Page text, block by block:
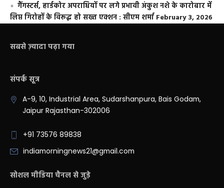
गैंगस्टर्स, हार्डकोर अपराधियों पर लगे प्रभावी अंकुश नशे के कारोबार में
लिप्त गिरोहों के विरूद्ध हो सख्त एक्शन : सीएम शर्मा February 3, 2026
सबसे ज़्यादा पढ़ा गया
संपर्क सूत्र
A-9, 10, Industrial Area, Sudarshanpura, Bais Godam,
Jaipur Rajasthan-302006
+91 73576 89838
indiamorningnews21@gmail.com
सोशल मीडिया चैनल से जुड़े